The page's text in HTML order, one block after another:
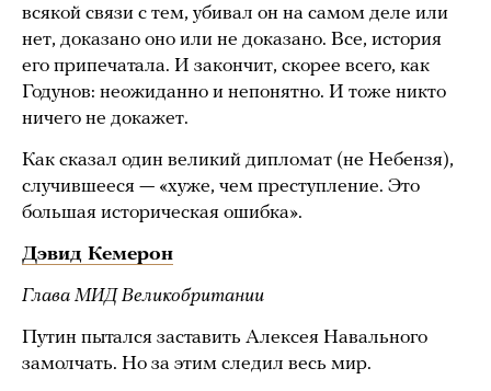
всякой связи с тем, убивал он на самом деле или
нет, доказано оно или не доказано. Все, история
его припечатала. И закончит, скорее всего, как
Годунов: неожиданно и непонятно. И тоже никто
ничего не докажет.
Как сказал один великий дипломат (не Небензя),
случившееся — «хуже, чем преступление. Это
большая историческая ошибка».
Дэвид Кемерон
Глава МИД Великобритании
Путин пытался заставить Алексея Навального
замолчать. Но за этим следил весь мир.